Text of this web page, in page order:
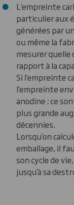
L’empreinte
particulier aux
générées par
ou même la
mesurer quelle
rapport à la
Si l’empreinte
l’empreinte
anodine : ce
plus grande
décennies.
Lorsqu’on
emballage, il
son cycle de
jusqu’à sa